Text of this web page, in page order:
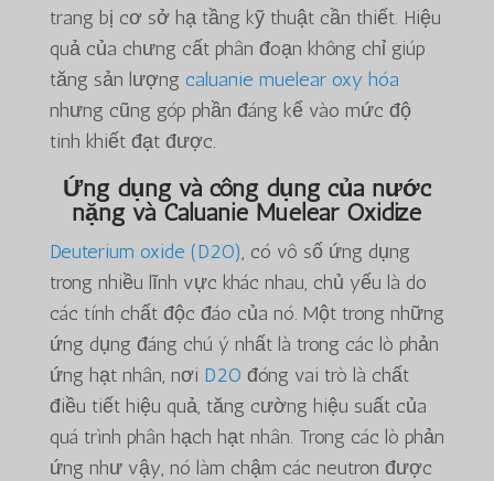
trang bị cơ sở hạ tầng kỹ thuật cần thiết. Hiệu
quả của chưng cất phân đoạn không chỉ giúp
tăng sản lượng caluanie muelear oxy hóa
nhưng cũng góp phần đáng kể vào mức độ
tinh khiết đạt được.
Ứng dụng và công dụng của nước
nặng và Caluanie Muelear Oxidize
Deuterium oxide (D2O), có vô số ứng dụng
trong nhiều lĩnh vực khác nhau, chủ yếu là do
các tính chất độc đáo của nó. Một trong những
ứng dụng đáng chú ý nhất là trong các lò phản
ứng hạt nhân, nơi D2O đóng vai trò là chất
điều tiết hiệu quả, tăng cường hiệu suất của
quá trình phân hạch hạt nhân. Trong các lò phản
ứng như vậy, nó làm chậm các neutron được